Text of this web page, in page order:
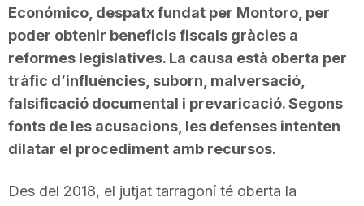
Económico, despatx fundat per Montoro, per
poder obtenir beneficis fiscals gràcies a
reformes legislatives. La causa està oberta per
tràfic d’influències, suborn, malversació,
falsificació documental i prevaricació. Segons
fonts de les acusacions, les defenses intenten
dilatar el procediment amb recursos.
Des del 2018, el jutjat tarragoní té oberta la